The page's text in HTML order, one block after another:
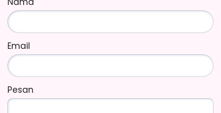
Email
Pesan